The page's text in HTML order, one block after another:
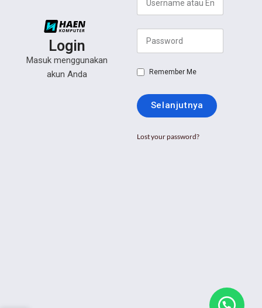
Login
Masuk menggunakan
akun Anda
Remember Me
Selanjutnya
Lost your password?